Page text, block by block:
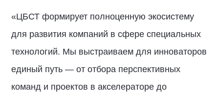
«ЦБСТ формирует полноценную экосистему
для развития компаний в сфере специальных
технологий. Мы выстраиваем для инноваторов
единый путь — от отбора перспективных
команд и проектов в акселераторе до